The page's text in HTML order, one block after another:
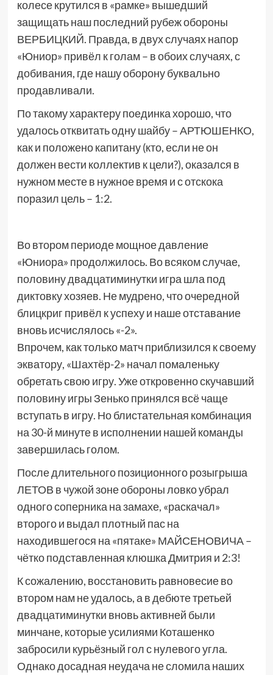
колесе крутился в «рамке» вышедший
защищать наш последний рубеж обороны
ВЕРБИЦКИЙ. Правда, в двух случаях напор
«Юниор» привёл к голам – в обоих случаях, с
добивания, где нашу оборону буквально
продавливали.
По такому характеру поединка хорошо, что
удалось отквитать одну шайбу – АРТЮШЕНКО,
как и положено капитану (кто, если не он
должен вести коллектив к цели?), оказался в
нужном месте в нужное время и с отскока
поразил цель – 1:2.
Во втором периоде мощное давление
«Юниора» продолжилось. Во всяком случае,
половину двадцатиминутки игра шла под
диктовку хозяев. Не мудрено, что очередной
блицкриг привёл к успеху и наше отставание
вновь исчислялось «-2».
Впрочем, как только матч приблизился к своему
экватору, «Шахтёр-2» начал помаленьку
обретать свою игру. Уже откровенно скучавший
половину игры Зенько принялся всё чаще
вступать в игру. Но блистательная комбинация
на 30-й минуте в исполнении нашей команды
завершилась голом.
После длительного позиционного розыгрыша
ЛЕТОВ в чужой зоне обороны ловко убрал
одного соперника на замахе, «раскачал»
второго и выдал плотный пас на
находившегося на «пятаке» МАЙСЕНОВИЧА –
чётко подставленная клюшка Дмитрия и 2:3!
К сожалению, восстановить равновесие во
втором нам не удалось, а в дебюте третьей
двадцатиминутки вновь активней были
минчане, которые усилиями Коташенко
забросили курьёзный гол с нулевого угла.
Однако досадная неудача не сломила наших